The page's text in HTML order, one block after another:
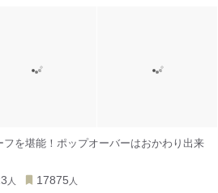
を堪能！ポップオーバーはおかわり出来
人 17875 人